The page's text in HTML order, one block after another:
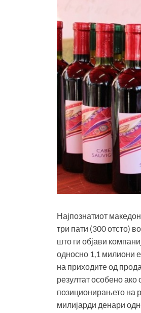
Најпознатиот
три пати (300 отсто)
што ги објави
односно 1,1 милиони
на приходите од
резултат особено ако
позиционирањето на
милијарди денари